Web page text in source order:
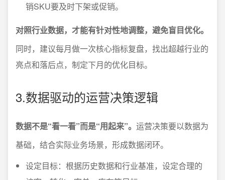
销SKU要及时下架或促销。
对照行业数据，才能有针对性地调整，避免盲目优化。
同时，建议每月做一次核心指标复盘，找出超越行业的
亮点和落后点，制定下月的优化目标。
3.数据驱动的运营决策逻辑
数据不是“看一看”而是“用起来”。 运营决策要以数据为
基础，结合实际业务场景，形成数据闭环。
设定目标：根据历史数据和行业基准，设定合理的